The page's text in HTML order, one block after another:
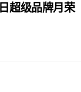
超级品牌月荣